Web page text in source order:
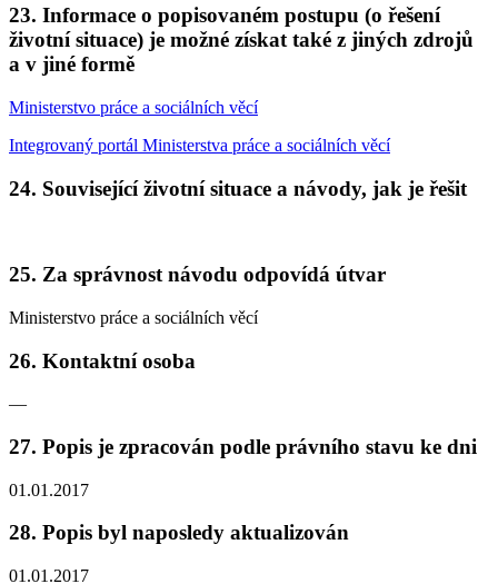
23. Informace o popisovaném postupu (o řešení
životní situace) je možné získat také z jiných zdrojů
a v jiné formě
Ministerstvo práce a sociálních věcí
Integrovaný portál Ministerstva práce a sociálních věcí
24. Související životní situace a návody, jak je řešit
25. Za správnost návodu odpovídá útvar
Ministerstvo práce a sociálních věcí
26. Kontaktní osoba
—
27. Popis je zpracován podle právního stavu ke dni
01.01.2017
28. Popis byl naposledy aktualizován
01.01.2017